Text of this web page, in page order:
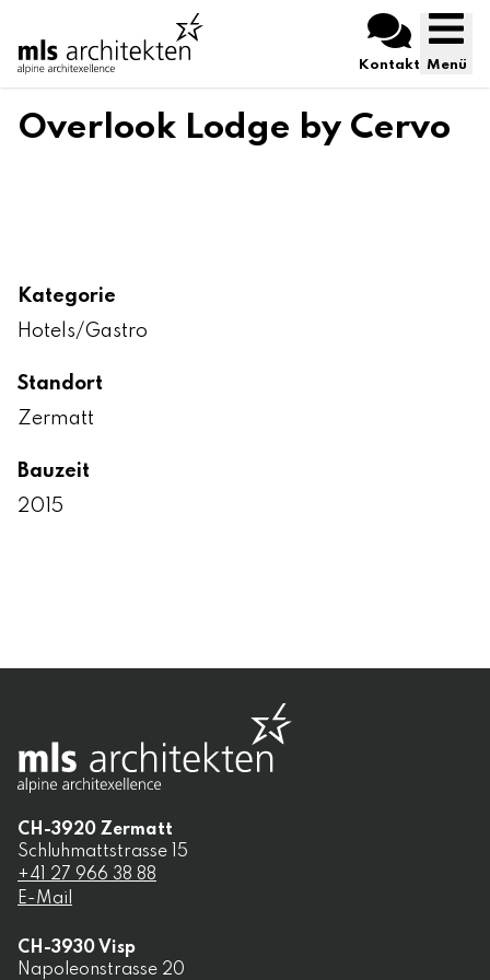
Kontakt Menü
Overlook Lodge by Cervo
Kategorie
Hotels/Gastro
Standort
Zermatt
Bauzeit
2015
CH-3920 Zermatt
Schluhmattstrasse 15
+41 27 966 38 88
E-Mail
CH-3930 Visp
Napoleonstrasse 20